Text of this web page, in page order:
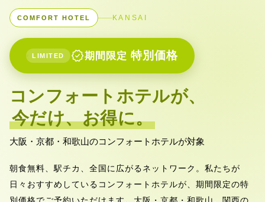
COMFORT HOTEL KANSAI
LIMITED verified期間限定 特別価格
コンフォートホテルが、
今だけ、お得に。
大阪・京都・和歌山のコンフォートホテルが対象
朝食無料、駅チカ、全国に広がるネットワーク。私たちが
日々おすすめしているコンフォートホテルが、期間限定の特